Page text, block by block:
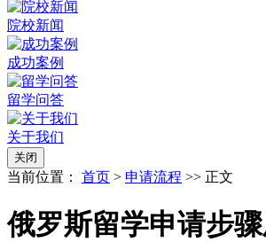
院校新闻
成功案例
留学问答
关于我们
关闭
当前位置： 首页 > 申请流程 >> 正文
俄罗斯留学申请步